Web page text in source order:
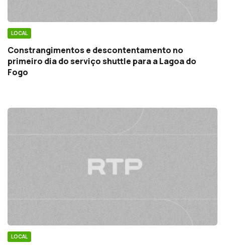
LOCAL
Constrangimentos e descontentamento no
primeiro dia do serviço shuttle para a Lagoa do
Fogo
LOCAL